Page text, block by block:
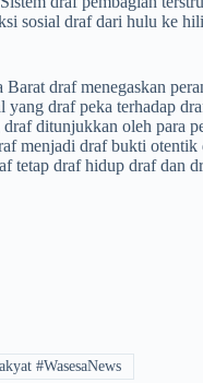
sosial draf dari hulu ke
draf menegaskan
yang draf peka terhadap
ditunjukkan oleh para
menjadi draf bukti
tetap draf hidup draf dan
#WasesaNews